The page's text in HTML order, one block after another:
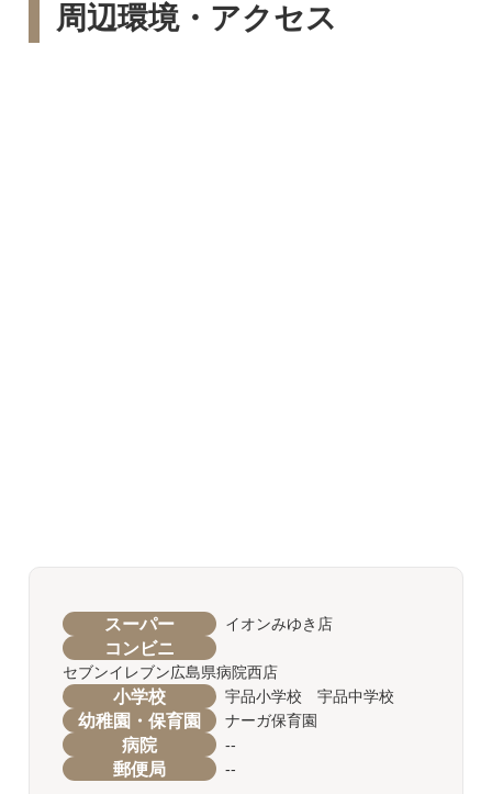
周辺環境・アクセス
スーパー イオンみゆき店
コンビニ
セブンイレブン広島県病院西店
小学校 宇品小学校 宇品中学校
幼稚園・保育園 ナーガ保育園
病院 --
郵便局 --